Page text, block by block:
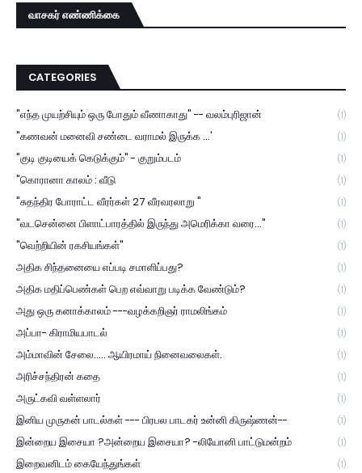
வாசகர் எண்ணிக்கை
CATEGORIES
"எந்த முயற்சியும் ஒரு போதும் வீணாகாது" -- வலம்புரிஜான் (1)
"கணவன் மனைவி சண்டை வராமல் இருக்க ...' (1)
"குடி குடியைக் கெடுக்கும்" - குறும்படம் (1)
"கொரானா காலம் : வீடு (1)
"சுதந்திர போராட்ட வீரர்கள் 27 வீரவரலாறு " (1)
"வடசென்னை பிளாட்பாரத்தில் இருந்து அமெரிக்கா வரை..." (1)
"வெற்றியின் ரகசியங்கள்" (1)
அதிக சிந்தனையை எப்படி சமாளிப்பது? (1)
அதிக மதிப்பெண்கள் பெற எவ்வாறு படிக்க வேண்டும்? (1)
அது ஒரு கனாக்காலம் ---வழக்கறிஞர் ராமலிங்கம் (1)
அப்பா- கிராமியபாடல் (1)
அம்மாவின் சேலை..... ஆயிரமாய் நினைவலைகள். (1)
அரிச்சந்திரன் கதை (1)
அருட்கவி வள்ளலார் (1)
இனிய முருகன் பாடல்கள் --- பிரபல பாடகர் உன்னி கிருஷ்ணன்-- (1)
இன்றைய இசையா ?அன்றைய இசையா? -லியோனி பாட்டுமன்றம் (1)
இறைவனிடம் கையேந்துங்கள் (1)